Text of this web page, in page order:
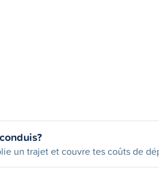
un trajet et couvre tes coûts de